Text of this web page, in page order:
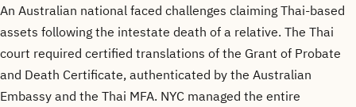
An Australian national faced challenges claiming Thai-based
assets following the intestate death of a relative. The Thai
court required certified translations of the Grant of Probate
and Death Certificate, authenticated by the Australian
Embassy and the Thai MFA. NYC managed the entire